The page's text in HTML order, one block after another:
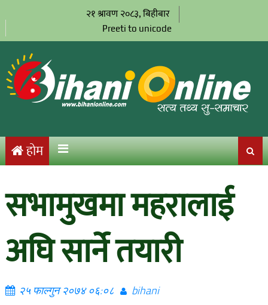
२१ श्रावण २०८३, बिहीबार
Preeti to unicode
होम
सभामुखमा महरालाई
अघि सार्ने तयारी
२५ फाल्गुन २०७४ ०६:०८ bihani